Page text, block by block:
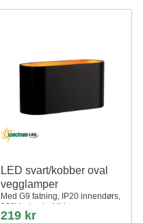
LED svart/kobber oval
vegglamper
Med G9 fatning, IP20 innendørs,
230V, uten lyskilde
219 kr